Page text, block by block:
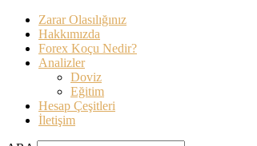
Zarar Olasılığınız
Hakkımızda
Forex Koçu Nedir?
Analizler
Doviz
Eğitim
Hesap Çeşitleri
İletişim